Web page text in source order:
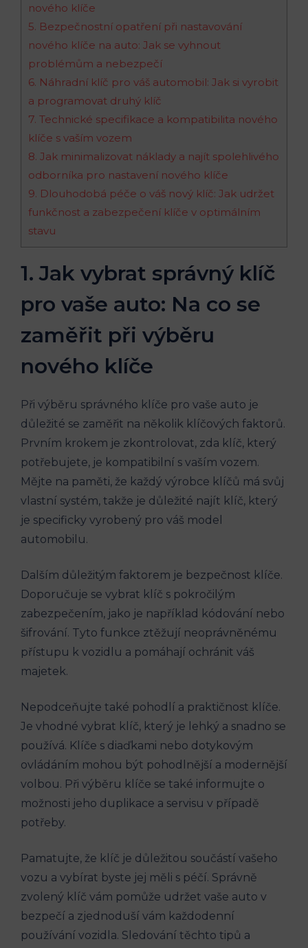
nového klíče
5. Bezpečnostní opatření při nastavování
nového⁣ klíče na auto: Jak se vyhnout
problémům a nebezpečí
6. Náhradní klíč pro váš automobil: Jak si vyrobit
a programovat druhý klíč
7. ‍Technické specifikace a‌ kompatibilita nového
klíče ⁣s vaším vozem
8. Jak minimalizovat náklady a najít spolehlivého
odborníka pro nastavení nového klíče
9. Dlouhodobá péče o váš nový klíč:⁤ Jak udržet
funkčnost a zabezpečení klíče v optimálním
stavu
1.​ Jak vybrat správný klíč
‌pro ⁤vaše auto: Na co se
zaměřit‌ při výběru
nového ⁢klíče
Při výběru ⁢správného⁢ klíče pro vaše⁤ auto je
důležité​ se⁣ zaměřit na několik klíčových faktorů.⁣
Prvním krokem je zkontrolovat, zda klíč, který⁣
potřebujete, je kompatibilní s vaším vozem.
Mějte na paměti, že každý výrobce ​klíčů má svůj
vlastní systém, ⁤takže je důležité najít klíč, který
je specificky vyrobený pro váš model
automobilu.
Dalším důležitým faktorem je bezpečnost klíče.
Doporučuje ⁤se vybrat klíč s pokročilým
zabezpečením, jako je například kódování nebo
šifrování. Tyto funkce ztěžují neoprávněnému
přístupu k ⁣vozidlu a pomáhají ochránit váš‍
majetek.
Nepodceňujte také pohodlí a praktičnost klíče.
Je vhodné vybrat klíč, který je lehký a snadno‍ se
používá. ⁢Klíče s ​diaďkami nebo ​dotykovým
ovládáním mohou být pohodlnější a ‌modernější‍
volbou.‌ Při výběru klíče se také informujte o
možnosti jeho duplikace⁤ a servisu v případě⁣
potřeby.
Pamatujte, že klíč‍ je důležitou součástí vašeho
vozu⁢ a vybírat byste ⁣jej měli s‍ péčí. Správně
zvolený⁢ klíč ‍vám pomůže udržet vaše auto ‍v
bezpečí a zjednoduší vám každodenní
používání vozidla.​ Sledování těchto tipů ⁤a